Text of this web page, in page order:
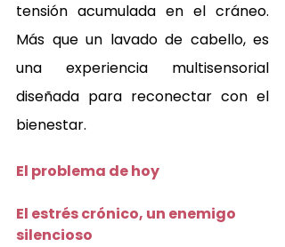
tensión acumulada en el cráneo.
Más que un lavado de cabello, es
una experiencia multisensorial
diseñada para reconectar con el
bienestar.
El problema de hoy
El estrés crónico, un enemigo
silencioso